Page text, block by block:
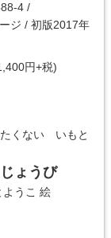
4 /
ジ / 初版2017年
円+税)
くない いもと
ょうび
うこ 絵